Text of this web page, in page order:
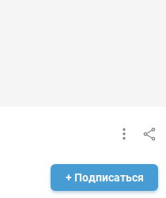
+ Подписаться